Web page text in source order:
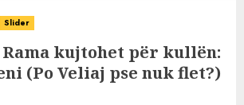
Slider
kujtohet për kullën:
(Po Veliaj pse nuk flet?)